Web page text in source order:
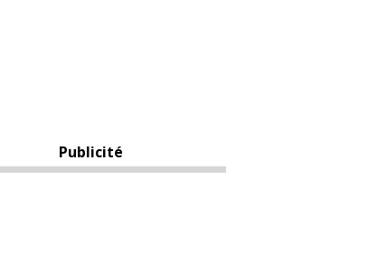
Publicité